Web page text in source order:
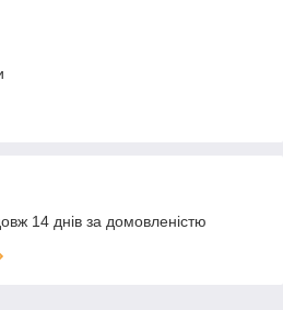
14 днів за домовленістю